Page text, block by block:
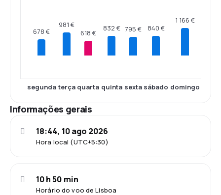
678 €
segunda
981 €
terça
618 €
quarta
832 €
quinta
795 €
sexta
840 €
sábado
1 166 €
domingo
Informações gerais
Hora local (UTC+5:30)
18:44, 10 ago 2026
Horário do voo de Lisboa
10 h 50 min